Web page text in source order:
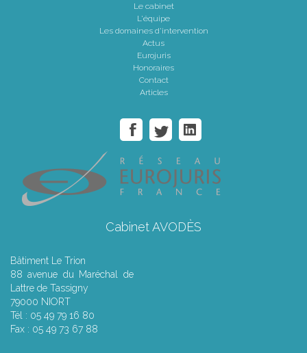
Le cabinet
L'équipe
Les domaines d'intervention
Actus
Eurojuris
Honoraires
Contact
Articles
Cabinet AVODÈS
Bâtiment Le Trion
88 avenue du Maréchal de
Lattre de Tassigny
79000 NIORT
Tél : 05 49 79 16 80
Fax : 05 49 73 67 88